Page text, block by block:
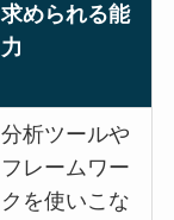
求められる能
力
分析ツールや
フレームワー
クを使いこな